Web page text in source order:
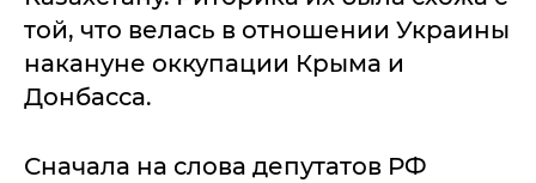
той, что велась в отношении Украины
накануне оккупации Крыма и
Донбасса.
Сначала на слова депутатов РФ